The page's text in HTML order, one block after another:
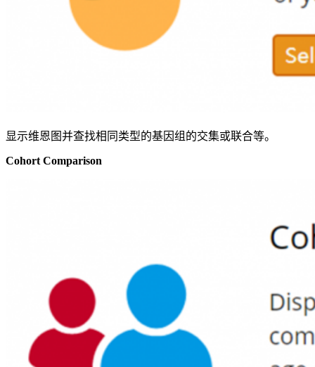
显示维恩图并查找相同类型的基因组的交集或联合等。
Cohort Comparison